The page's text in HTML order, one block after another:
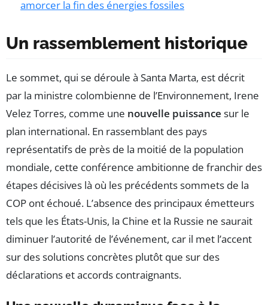
amorcer la fin des énergies fossiles
Un rassemblement historique
Le sommet, qui se déroule à Santa Marta, est décrit
par la ministre colombienne de l’Environnement, Irene
Velez Torres, comme une nouvelle puissance sur le
plan international. En rassemblant des pays
représentatifs de près de la moitié de la population
mondiale, cette conférence ambitionne de franchir des
étapes décisives là où les précédents sommets de la
COP ont échoué. L’absence des principaux émetteurs
tels que les États-Unis, la Chine et la Russie ne saurait
diminuer l’autorité de l’événement, car il met l’accent
sur des solutions concrètes plutôt que sur des
déclarations et accords contraignants.